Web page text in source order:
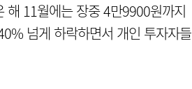
해 11월에는 장중 4만9900원까지
넘게 하락하면서 개인 투자자들